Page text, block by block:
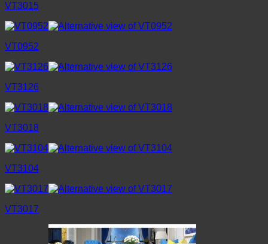
VT3015
VT0952
VT3126
VT3018
VT3104
VT3017